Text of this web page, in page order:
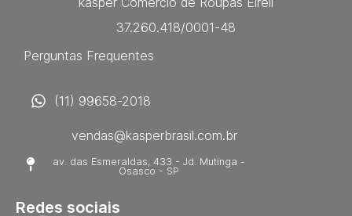
37.260.418/0001-48
Perguntas Frequentes
(11) 99658-2018
vendas@kasperbrasil.com.br
av. das Esmeraldas, 433 - Jd. Mutinga -
Osasco - SP
Redes sociais